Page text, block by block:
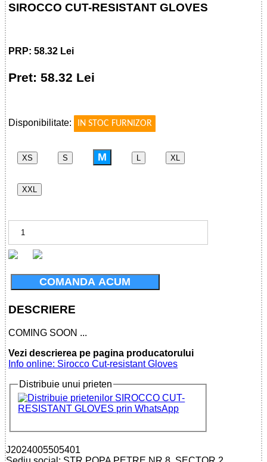
SIROCCO CUT-RESISTANT GLOVES
PRP: 58.32 Lei
Pret: 58.32 Lei
Disponibilitate:
IN STOC FURNIZOR
XS S M L XL
XXL
COMANDA ACUM
DESCRIERE
COMING SOON ...
Vezi descrierea pe pagina producatorului
Info online: Sirocco Cut-resistant Gloves
Distribuie unui prieten
J2024005505401